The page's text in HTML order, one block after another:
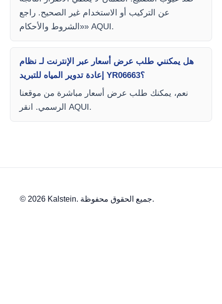
عن التركيب أو الاستخدام غير الصحيح. راجع
«الشروط والأحكام» AQUI.
هل يمكنني طلب عرض أسعار عبر الإنترنت لـ نظام
إعادة تدوير المياه للتبريد YR06663؟
نعم، يمكنك طلب عرض أسعار مباشرة من موقعنا
الرسمي. انقر AQUI.
© 2026 Kalstein. جميع الحقوق محفوظة.